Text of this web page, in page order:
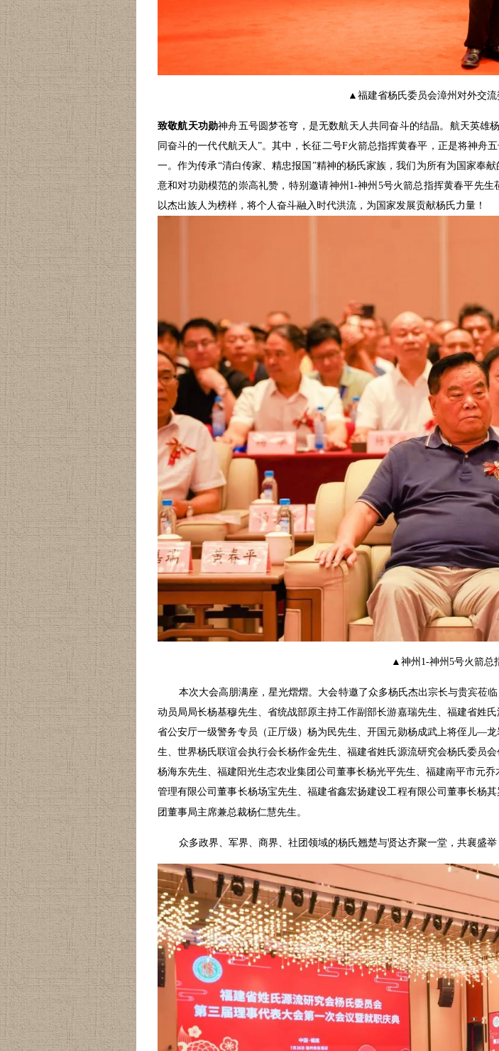
▲ 福建省杨氏委员会漳州对外交
致敬航天功勋神舟五号圆梦苍穹，是无数航天人共同奋斗的结晶。航天英雄
同奋斗的一代代航天人”。其中，长征二号F火箭总指挥黄春平，正是将神舟
一。作为传承“清白传家、精忠报国”精神的杨氏家族，我们为所有为国家奉
意和对功勋模范的崇高礼赞，特别邀请神州1-神州5号火箭总指挥黄春平先
以杰出族人为榜样，将个人奋斗融入时代洪流，为国家发展贡献杨氏力量！
▲ 神州1-神州5号火箭总
本次大会高朋满座，星光熠熠。大会特邀了众多杨氏杰出宗长与贵宾莅
动员局局长杨基穆先生、省统战部原主持工作副部长游嘉瑞先生、福建省姓
省公安厅一级警务专员（正厅级） 杨为民先生、开国元勋杨成武上将侄儿—龙
生、世界杨氏联谊会执行会长杨作金先生、福建省姓氏源流研究会杨氏委员会
杨海东先生、 福建阳光生态农业集团公司董事长杨光平先生、 福建南平市元乔
管理有限公司董事长杨场宝先生、 福建省鑫宏扬建设工程有限公司董事长杨其
团 董事局主席兼总裁杨仁慧先生。
众多政界、军界、商界、社团领域的杨氏翘楚与贤达齐聚一堂，共襄盛